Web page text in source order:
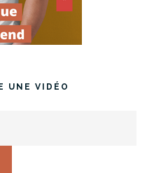
UNE VIDÉO